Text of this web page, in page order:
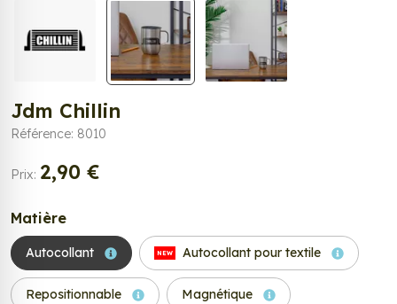
Jdm Chillin
Référence: 8010
Prix: 2,90 €
Matière
Autocollant NEW Autocollant pour textile
Repositionnable Magnétique